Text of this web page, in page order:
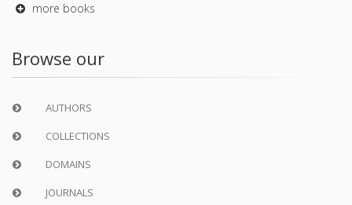
more books
Browse our
AUTHORS
COLLECTIONS
DOMAINS
JOURNALS